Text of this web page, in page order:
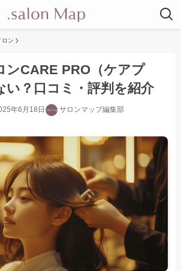
ロン
ンCARE PRO（ケアプ
い？口コミ・評判を紹介
年6月18日 サロンマップ編集部